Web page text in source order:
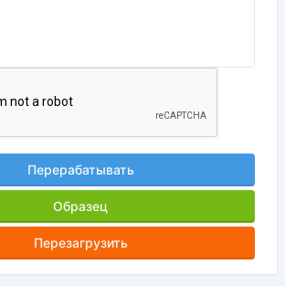
Перерабатывать
Образец
Перезагрузить